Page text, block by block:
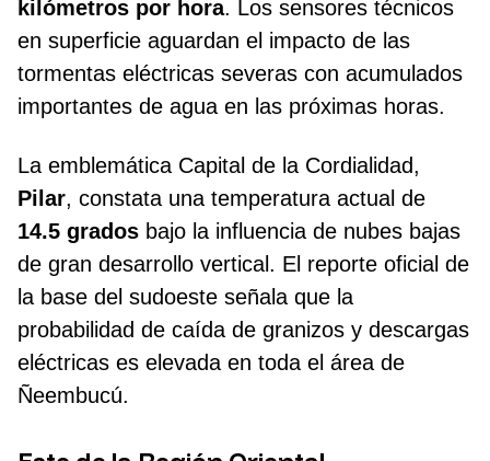
kilómetros por hora. Los sensores técnicos
en superficie aguardan el impacto de las
tormentas eléctricas severas con acumulados
importantes de agua en las próximas horas.
La emblemática Capital de la Cordialidad,
Pilar, constata una temperatura actual de
14.5 grados bajo la influencia de nubes bajas
de gran desarrollo vertical. El reporte oficial de
la base del sudoeste señala que la
probabilidad de caída de granizos y descargas
eléctricas es elevada en toda el área de
Ñeembucú.